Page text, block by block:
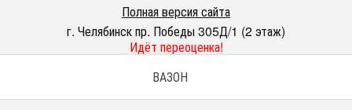
Полная версия сайта
г. Челябинск пр. Победы 305Д/1 (2 этаж)
Идёт переоценка!
ВАЗОН